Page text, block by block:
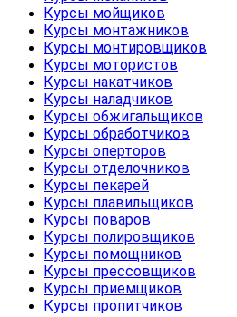
Курсы мойщиков
Курсы монтажников
Курсы монтировщиков
Курсы мотористов
Курсы накатчиков
Курсы наладчиков
Курсы обжигальщиков
Курсы обработчиков
Курсы оперторов
Курсы отделочников
Курсы пекарей
Курсы плавильщиков
Курсы поваров
Курсы полировщиков
Курсы помощников
Курсы прессовщиков
Курсы приемщиков
Курсы пропитчиков